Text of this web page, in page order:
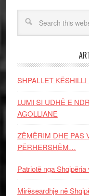
SHPALLET
LUMI SI UDHË E
AGOLLIANE
ZËMËRIM DHE PAS
PËRHERSHËM…
Patriotë nga
Mirëseardhje në